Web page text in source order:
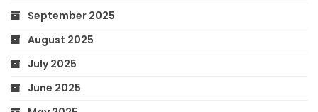
September 2025
August 2025
July 2025
June 2025